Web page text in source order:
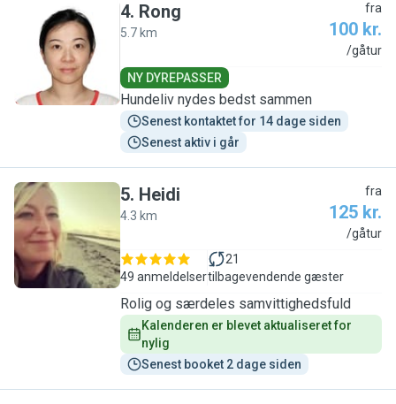
R
4. Rong
5.7 km
fra
100 kr.
/gåtur
NY DYREPASSER
Hundeliv nydes bedst sammen
Senest kontaktet for 14 dage siden
Senest aktiv i går
H
5. Heidi
4.3 km
fra
125 kr.
/gåtur
49 anmeldelser
21
tilbagevendende gæster
Rolig og særdeles samvittighedsfuld
Kalenderen er blevet aktualiseret for
nylig
Senest booket 2 dage siden